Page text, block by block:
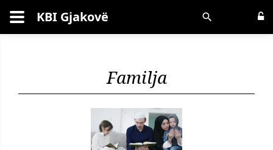
Kërko KBI Gjakovë
Familja